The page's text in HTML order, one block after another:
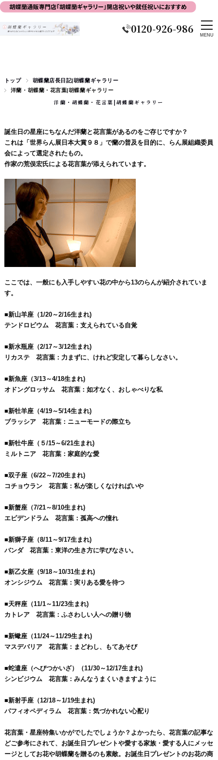
0120-926-986
トップ
胡蝶蘭店長日記|胡蝶蘭ギャラリー
洋蘭・胡蝶蘭・花言葉|胡蝶蘭ギャラリー
洋蘭・胡蝶蘭・花言葉|胡蝶蘭ギャラリー
誕生日の星座にちなんだ洋蘭と花言葉があるのをご存じですか？
これは「世界らん展日本大賞９８」で蘭の普及を目的に、らん展組織委員
会によって選定されたもの。
作家の荒俣宏氏による花言葉が添えられています。
ここでは、一般にも入手しやすい花の中から13のらんが紹介されていま
す。
■新山羊座（1/20～2/16生まれ)
テンドロビウム 花言葉：支えられている自覚
■新水瓶座（2/17～3/12生まれ)
リカステ 花言葉：力まずに、けれど安定して暮らしなさい。
■新魚座（3/13～4/18生まれ)
オドングロッサム 花言葉：如才なく、おしゃべりな私
■新牡羊座（4/19～5/14生まれ)
ブラッシア 花言葉：ニューモードの際立ち
■新牡牛座（５/15～6/21生まれ)
ミルトニア 花言葉：家庭的な愛
■双子座（6/22～7/20生まれ)
コチョウラン 花言葉：私が楽しくなければいや
■新蟹座（7/21～8/10生まれ)
エピデンドラム 花言葉：孤高への憧れ
■新獅子座（8/11～9/17生まれ)
バンダ 花言葉：東洋の生き方に学びなさい。
■新乙女座（9/18～10/31生まれ)
オンシジウム 花言葉：実りある愛を待つ
■天秤座（11/1～11/23生まれ)
カトレア 花言葉：ふさわしい人への贈り物
■新蠍座（11/24～11/29生まれ)
マスデバリア 花言葉：まどわし、もてあそび
■蛇遣座（へびつかいざ）（11/30～12/17生まれ)
シンビジウム 花言葉：みんなうまくいきますように
■新射手座（12/18～1/19生まれ)
パフィオペディラム 花言葉：気づかれない心配り
花言葉・星座特集いかがでしたでしょうか？よかったら、花言葉の記事な
どご参考にされて、お誕生日プレゼントや愛する家族・愛する人にメッセ
ージとしてお花や胡蝶蘭を贈るのも素敵。お誕生日プレゼントのお花の商